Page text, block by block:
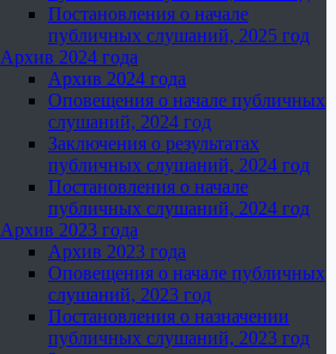
Постановления о начале
публичных слушаний, 2025 год
Архив 2024 года
Архив 2024 года
Оповещения о начале публичных
слушаний, 2024 год
Заключения о результатах
публичных слушаний, 2024 год
Постановления о начале
публичных слушаний, 2024 год
Архив 2023 года
Архив 2023 года
Оповещения о начале публичных
слушаний, 2023 год
Постановления о назначении
публичных слушаний, 2023 год